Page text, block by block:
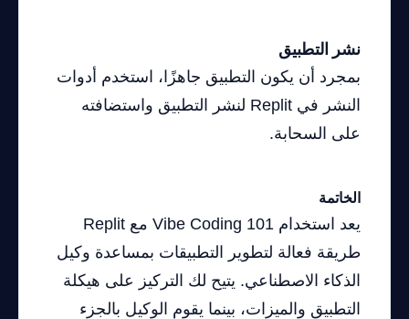
نشر التطبيق
بمجرد أن يكون التطبيق جاهزًا، استخدم أدوات
النشر في Replit لنشر التطبيق واستضافته
على السحابة.
الخاتمة
يعد استخدام Vibe Coding 101 مع Replit
طريقة فعالة لتطوير التطبيقات بمساعدة وكيل
الذكاء الاصطناعي. يتيح لك التركيز على هيكلة
التطبيق والميزات، بينما يقوم الوكيل بالجزء